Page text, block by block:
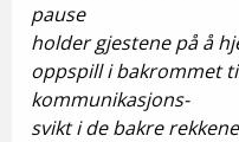
pause
holder gjestene på å
oppspill i bakrommet
kommunikasjons-
svikt i de bakre